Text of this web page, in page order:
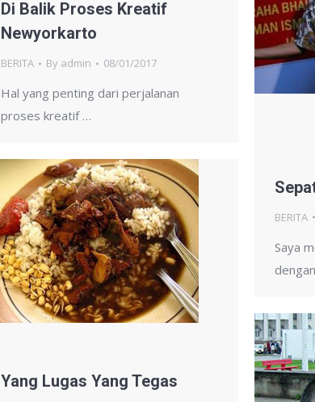
Di Balik Proses Kreatif
Newyorkarto
BERITA By admin 08/01/2017
Hal yang penting dari perjalanan
proses kreatif …
BERITA
Saya
Yang Lugas Yang Tegas